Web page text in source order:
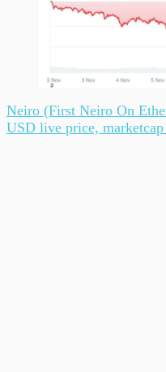
Neiro (First Neiro On
USD live price,